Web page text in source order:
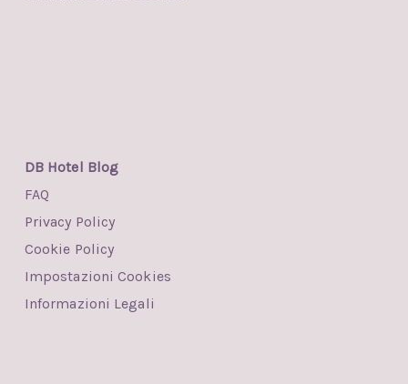
DB Hotel Blog
FAQ
Privacy Policy
Cookie Policy
Impostazioni Cookies
Informazioni Legali